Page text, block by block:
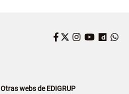
Facebook
Twitter
Instagram
YouTube
Otras webs de EDIGRUP